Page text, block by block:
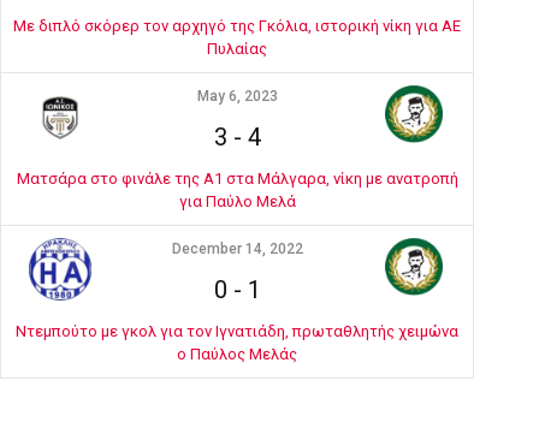
Με διπλό σκόρερ τον αρχηγό της Γκόλια, ιστορική νίκη για ΑΕ
Πυλαίας
May 6, 2023
3 - 4
Ματσάρα στο φινάλε της Α1 στα Μάλγαρα, νίκη με ανατροπή
για Παύλο Μελά
December 14, 2022
0 - 1
Ντεμπούτο με γκολ για τον Ιγνατιάδη, πρωταθλητής χειμώνα
ο Παύλος Μελάς